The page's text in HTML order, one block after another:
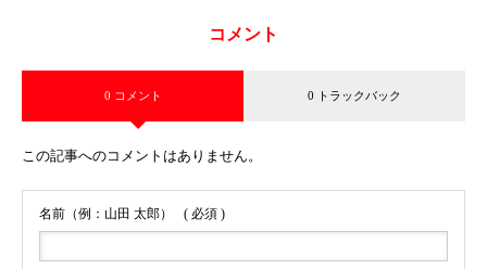
コメント
0 コメント 0 トラックバック
この記事へのコメントはありません。
名前（例：山田 太郎） ( 必須 )